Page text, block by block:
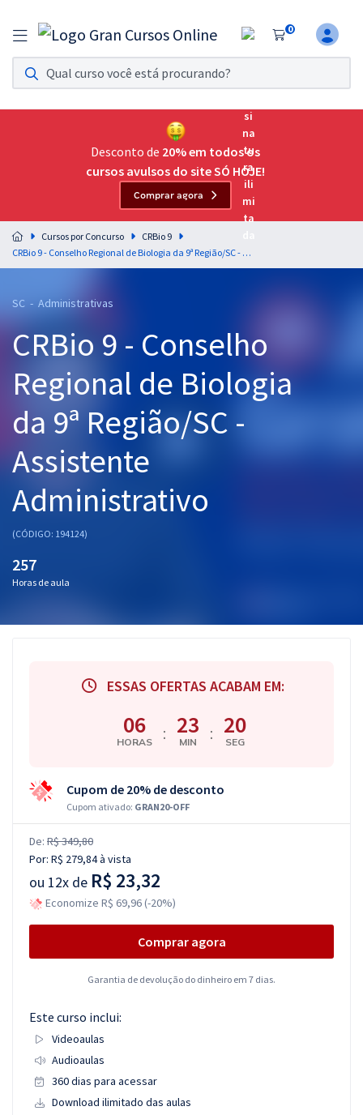
0
Assinatura Ilimitada 11
Acesso a todos os cursos. Teste grátis por 7 dias!
Assinatura OAB Até Passar
Acesso ilimitado a toda preparação para o Exame da
Residências Multiprofissionais
Preparação completa e intensiva para as principais
residências em saúde do Brasil
Cursos 20% OFF
Pós
Graduação
OAB
Mentorias
Questões grátis
Conteúdo gratuito
Aprovados
Desconto de 20% em todos os
cursos avulsos do site SÓ HOJE!
Comprar agora
Cursos por Concurso
CRBio 9
CRBio 9 - Conselho Regional de Biologia da 9ª Região/SC - Assistente Administrativo
SC - Administrativas
CRBio 9 - Conselho
Regional de Biologia
da 9ª Região/SC -
Assistente
Administrativo
(CÓDIGO: 194124)
257
Horas de aula
ESSAS OFERTAS ACABAM EM:
06
HORAS : 23
MIN : 20
SEG
Cupom de 20% de desconto
Cupom ativado: GRAN20-OFF
De: R$ 349,80
Por: R$ 279,84à vista
ou 12x de R$ 23,32
Economize R$ 69,96 (-20%)
Comprar agora
Garantia de devolução do dinheiro em 7 dias.
Este curso inclui:
Videoaulas
Audioaulas
360 dias para acessar
Download ilimitado das aulas